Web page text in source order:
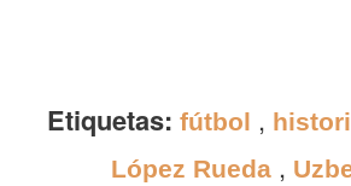
Etiquetas: fútbol ,
López Rueda ,